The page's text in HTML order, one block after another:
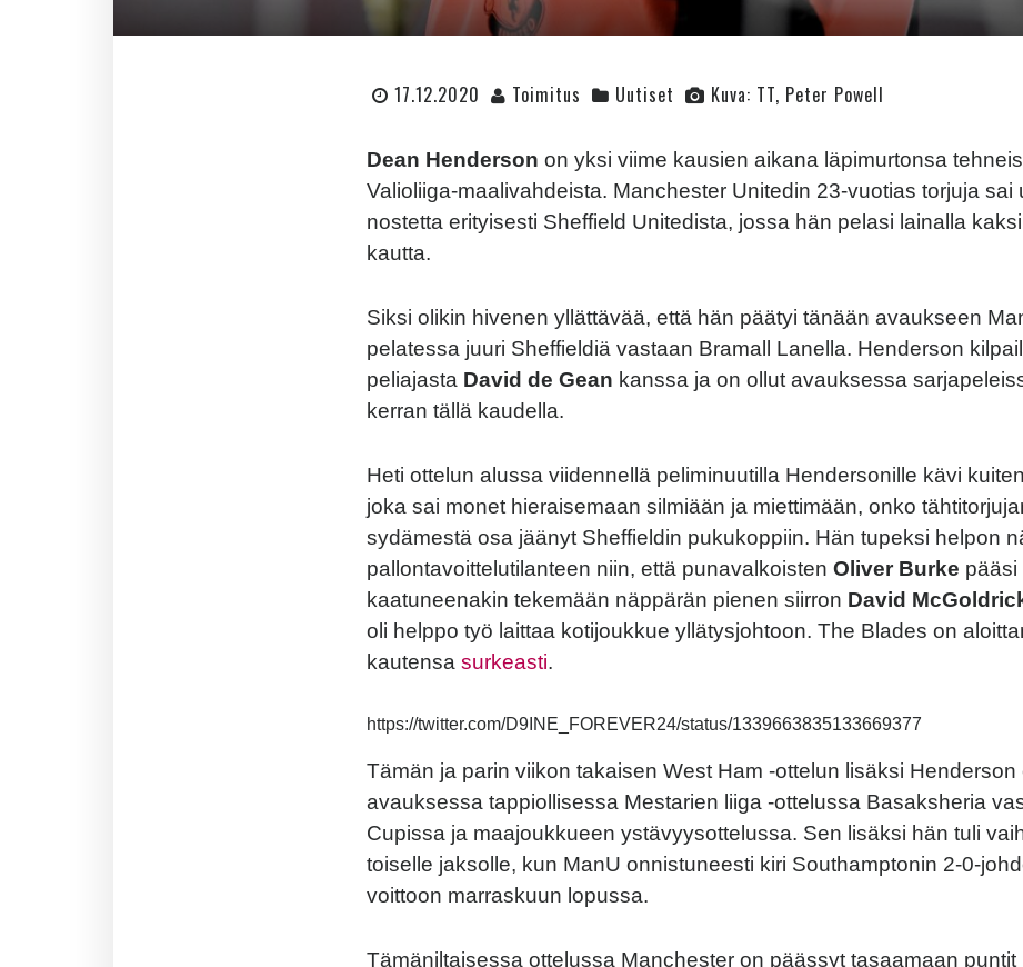
17.12.2020 Toimitus Uutiset Kuva: TT, Peter Powell
Dean Henderson on yksi viime kausien aikana läpimurtonsa
Valioliiga-maalivahdeista. Manchester Unitedin 23-vuotias torjuja sai
nostetta erityisesti Sheffield Unitedista, jossa hän pelasi lainalla
kautta.
Siksi olikin hivenen yllättävää, että hän päätyi tänään avaukseen
pelatessa juuri Sheffieldiä vastaan Bramall Lanella. Henderson
peliajasta David de Gean kanssa ja on ollut avauksessa
kerran tällä kaudella.
Heti ottelun alussa viidennellä peliminuutilla Hendersonille kävi
joka sai monet hieraisemaan silmiään ja miettimään, onko
sydämestä osa jäänyt Sheffieldin pukukoppiin. Hän tupeksi helpon
pallontavoittelutilanteen niin, että punavalkoisten Oliver Burke pääsi
kaatuneenakin tekemään näppärän pienen siirron David
oli helppo työ laittaa kotijoukkue yllätysjohtoon. The Blades on
kautensa surkeasti.
https://twitter.com/D9INE_FOREVER24/status/1339663835133669377
Tämän ja parin viikon takaisen West Ham -ottelun lisäksi Henderson
avauksessa tappiollisessa Mestarien liiga -ottelussa Basaksheria
Cupissa ja maajoukkueen ystävyysottelussa. Sen lisäksi hän tuli
toiselle jaksolle, kun ManU onnistuneesti kiri Southamptonin 2-0-
voittoon marraskuun lopussa.
Tämäniltaisessa ottelussa Manchester on päässyt tasaamaan puntit